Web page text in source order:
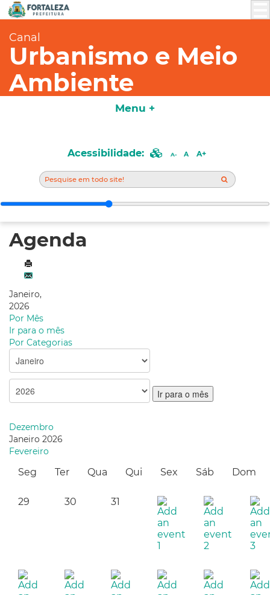
Canal
Urbanismo e Meio
Ambiente
Acessibilidade: A
Agenda
Janeiro,
2026
Por Mês
Ir para o mês
Por Categorias
Ir para o mês
Dezembro
Janeiro 2026
Fevereiro
Seg Ter Qua Qui Sex Sáb Dom
29 30 31
1 2 3